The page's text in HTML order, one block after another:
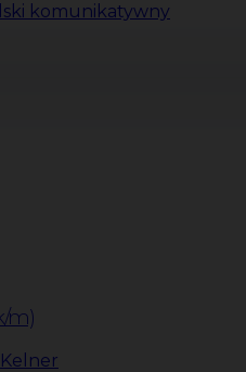
komunikatywny
m)
Kelner